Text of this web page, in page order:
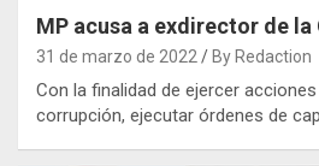
MP acusa a exdirector de la
31 de marzo de 2022 By Redaction
Con la finalidad de ejercer
corrupción, ejecutar órdenes de